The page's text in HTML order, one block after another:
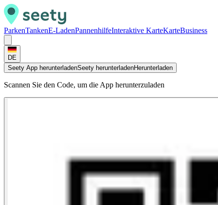
ParkenTankenE-LadenPannenhilfeInteraktive KarteKarteBusiness
DE
Seety App herunterladenSeety herunterladenHerunterladen
Scannen Sie den Code, um die App herunterzuladen